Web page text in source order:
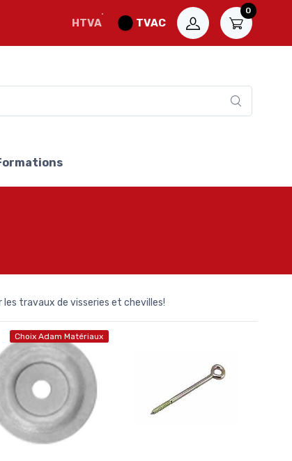
HTVA TVAC
0
travaux de visseries et chevilles!
Choix Adam Matériaux